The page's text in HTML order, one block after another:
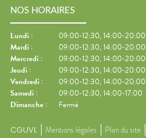
NOS HORAIRES
Lundi :
09:00-12:30, 14:00-20:00
Mardi :
09:00-12:30, 14:00-20:00
Mercredi :
09:00-12:30, 14:00-20:00
Jeudi :
09:00-12:30, 14:00-20:00
Vendredi :
09:00-12:30, 14:00-20:00
Samedi :
09:00-12:30, 14:00-17:00
Dimanche : Fermé
CGUVL Mentions légales Plan du site